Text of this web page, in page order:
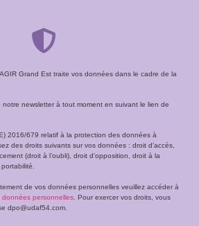
Grand Est traite vos données dans le cadre de la
newsletter à tout moment en suivant le lien de
2016/679 relatif à la protection des données à
des droits suivants sur vos données : droit d’accès,
(droit à l’oubli), droit d’opposition, droit à la
de vos données personnelles veuillez accéder à
personnelles . Pour exercer vos droits, vous
dpo@udaf54.com.